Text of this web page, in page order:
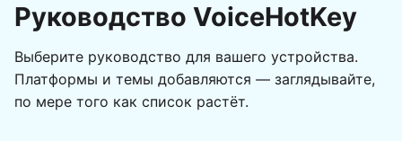
Руководство VoiceHotKey
Выберите руководство для вашего устройства.
Платформы и темы добавляются — заглядывайте,
по мере того как список растёт.